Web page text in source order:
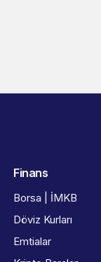
Finans
Borsa | İMKB
Döviz Kurları
Emtialar